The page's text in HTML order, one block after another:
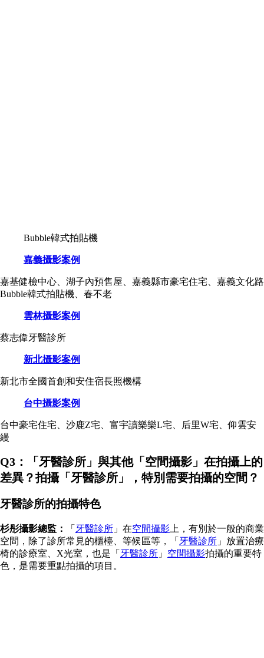
Bubble韓式拍貼機
嘉義攝影案例
嘉基健檢中心、湖子內預售屋、嘉義縣市豪宅住宅、嘉義文化路
Bubble韓式拍貼機、春不老
雲林攝影案例
蔡志偉牙醫診所
新北攝影案例
新北市全國首創和安住宿長照機構
台中攝影案例
台中豪宅住宅、沙鹿Z宅、富宇讀樂樂L宅、后里W宅、仰雲安
縵
Q3：「牙醫診所」與其他「空間攝影」在拍攝上的
差異？拍攝「牙醫診所」，特別需要拍攝的空間？
牙醫診所的拍攝特色
杉彤攝影總監： 「 牙醫診所 」在空間攝影 上，有別於一般的商業
空間，除了診所常見的櫃檯、等候區等，「 牙醫診所 」放置治療
椅的診療室、X光室，也是「 牙醫診所 」 空間攝影拍攝的重要特
色，是需要重點拍攝的項目。